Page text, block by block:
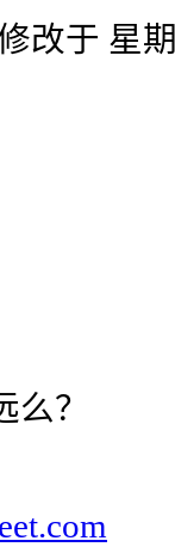
改于 星
？